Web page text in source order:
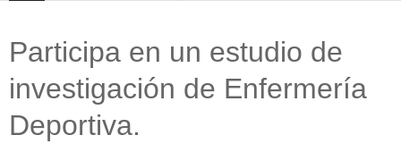
Participa en un estudio de
investigación de Enfermería
Deportiva.